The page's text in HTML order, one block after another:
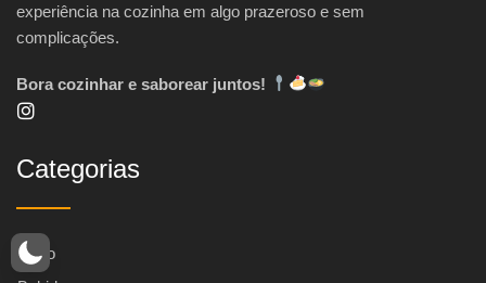
experiência na cozinha em algo prazeroso e sem
complicações.
Bora cozinhar e saborear juntos!
Categorias
Início